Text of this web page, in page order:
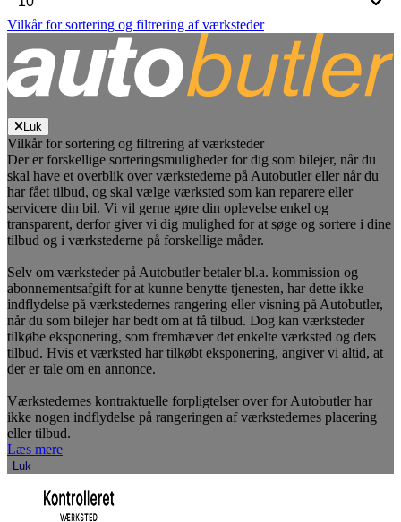
Vilkår for sortering og filtrering af værksteder
Luk
Vilkår for sortering og filtrering af værksteder
Der er forskellige sorteringsmuligheder for dig som bilejer, når du
skal have et overblik over værkstederne på Autobutler eller når du
har fået tilbud, og skal vælge værksted som kan reparere eller
servicere din bil. Vi vil gerne gøre din oplevelse enkel og
transparent, derfor giver vi dig mulighed for at søge og sortere i dine
tilbud og i værkstederne på forskellige måder.
Selv om værksteder på Autobutler betaler bl.a. kommission og
abonnementsafgift for at kunne benytte tjenesten, har dette ikke
indflydelse på værkstedernes rangering eller visning på Autobutler,
når du som bilejer har bedt om at få tilbud. Dog kan værksteder
tilkøbe eksponering, som fremhæver det enkelte værksted og dets
tilbud. Hvis et værksted har tilkøbt eksponering, angiver vi altid, at
der er tale om en annonce.
Værkstedernes kontraktuelle forpligtelser over for Autobutler har
ikke nogen indflydelse på rangeringen af værkstedernes placering
eller tilbud.
Læs mere
Luk